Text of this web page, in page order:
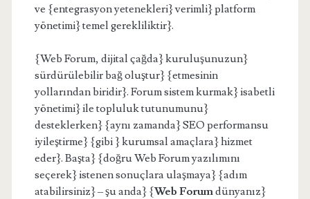
ve {entegrasyon yetenekleri} verimli} platform
yönetimi} temel gerekliliktir}.
{Web Forum, dijital çağda} kuruluşunuzun}
sürdürülebilir bağ oluştur} {etmesinin
yollarından biridir}. Forum sistem kurmak} isabetli
yönetimi} ile topluluk tutunumunu}
desteklerken} {aynı zamanda} SEO performansu
iyileştirme} {gibi } kurumsal amaçlara} hizmet
eder}. Başta} {doğru Web Forum yazılımını
seçerek} istenen sonuçlara ulaşmaya} {adım
atabilirsiniz} – şu anda} {Web Forumdünyanız}